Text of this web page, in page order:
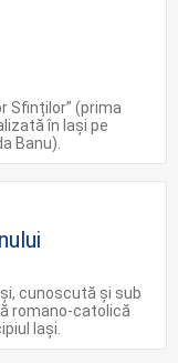
Sfinților” (prima
în Iași pe
Banu).
cunoscută și sub
romano-catolică
Iași.